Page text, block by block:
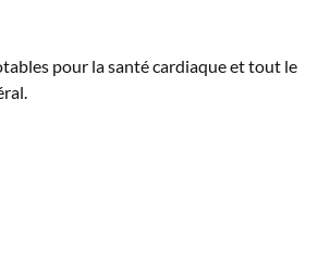
pour la santé cardiaque et tout le